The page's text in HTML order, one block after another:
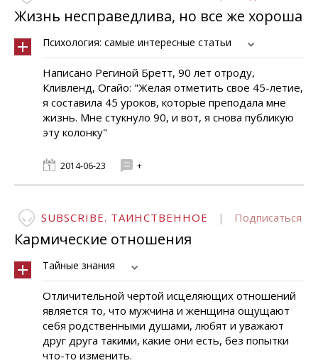
Жизнь несправедлива, но все же хороша
Психология: самые интересные статьи
Написано Региной Бретт, 90 лет отроду,
Кливленд, Огайо: "Желая отметить свое 45-летие,
я составила 45 уроков, которые преподала мне
жизнь. Мне стукнуло 90, и вот, я снова публикую
эту колонку"
2014-06-23 +
SUBSCRIBE. ТАИНСТВЕННОЕ | Подписаться
Кармические отношения
Тайные знания
Отличительной чертой исцеляющих отношений
является то, что мужчина и женщина ощущают
себя родственными душами, любят и уважают
друг друга такими, какие они есть, без попытки
что-то изменить.